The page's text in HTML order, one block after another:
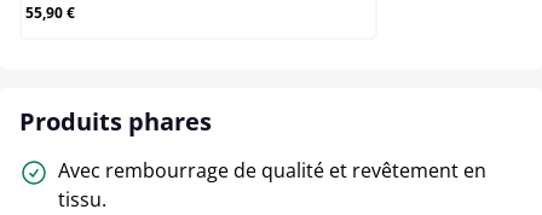
55,90 €
Produits phares
Avec rembourrage de qualité et revêtement en
tissu.